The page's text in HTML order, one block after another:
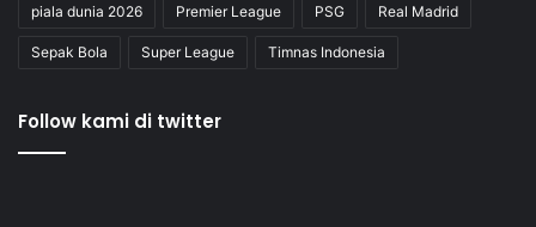
piala dunia 2026 Premier League PSG Real Madrid
Sepak Bola Super League Timnas Indonesia
Follow kami di twitter